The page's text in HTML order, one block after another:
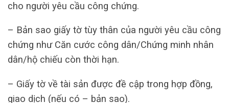
cho người yêu cầu công chứng.
– Bản sao giấy tờ tùy thân của người yêu cầu công
chứng như Căn cước công dân/Chứng minh nhân
dân/hộ chiếu còn thời hạn.
– Giấy tờ về tài sản được đề cập trong hợp đồng,
giao dịch (nếu có – bản sao).